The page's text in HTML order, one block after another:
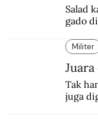
Salad
gado
Militer
Tak
juga